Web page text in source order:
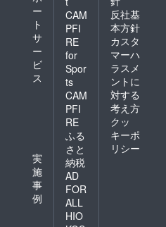
ー
ト
サ
ー
ビ
ス
実
施
事
例
CAM
PFI
RE
for
Spor
ts
CAM
PFI
RE
ふる
さと
納税
AD
FOR
ALL
HIO
反社基
本方針
カスタ
マーハ
ラスメ
ントに
対する
考え方
クッ
キーポ
リシー